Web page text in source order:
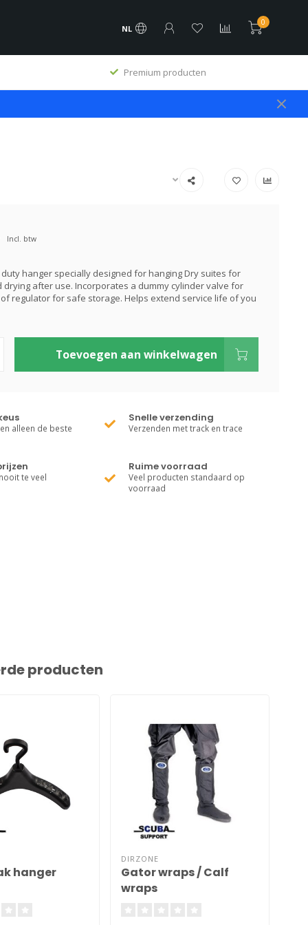
NL
0
Premium producten
Incl. btw
hanger specially designed for hanging Dry suites for
drying after use. Incorporates a dummy cylinder valve for
regulator for safe storage. Helps extend service life of you
Toevoegen aan winkelwagen
alleen de beste
Snelle verzending
Verzenden met track en trace
te veel
Ruime voorraad
Veel producten standaard op
voorraad
producten
hanger
DIRZONE
Gator wraps / Calf
wraps